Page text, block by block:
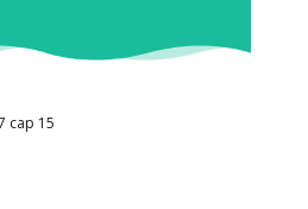
сар 15